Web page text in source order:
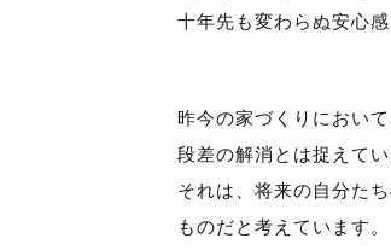
十年先も変わらぬ安心
昨今の家づくりにおい
段差の解消とは捉えてい
それは、将来の自分た
ものだと考えています。